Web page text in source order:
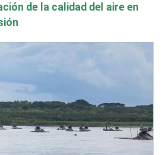
de la calidad del aire en